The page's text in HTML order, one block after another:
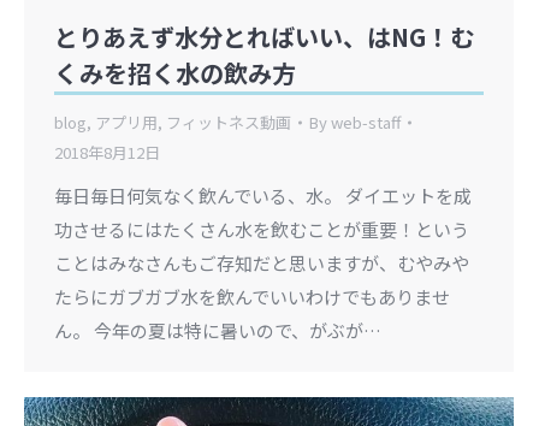
とりあえず水分とればいい、はNG！む
くみを招く水の飲み方
blog, アプリ用, フィットネス動画 Byweb-staff
2018年8月12日
毎日毎日何気なく飲んでいる、水。 ダイエットを成
功させるにはたくさん水を飲むことが重要！という
ことはみなさんもご存知だと思いますが、むやみや
たらにガブガブ水を飲んでいいわけでもありませ
ん。 今年の夏は特に暑いので、がぶが…